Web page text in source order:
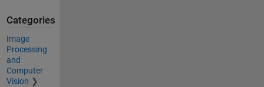
Categories
Image
Processing
and
Computer
Vision